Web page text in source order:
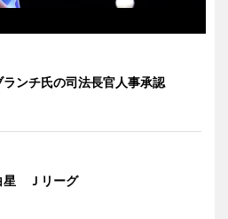
ンチ氏の司法長官人事承認
星 Ｊリーグ